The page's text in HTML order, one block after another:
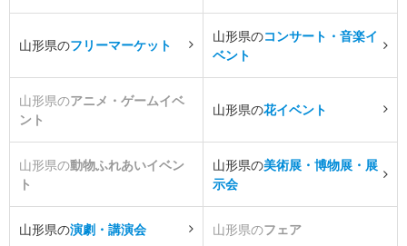
山形県のフリーマーケット
山形県のコンサート・音楽イ
ベント
山形県のアニメ・ゲームイベ
ント
山形県の花イベント
山形県の動物ふれあいイベン
ト
山形県の美術展・博物展・展
示会
山形県の演劇・講演会 山形県のフェア